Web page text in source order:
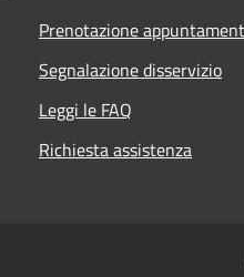
Prenotazione
Segnalazione disservizio
Leggi le FAQ
Richiesta assistenza